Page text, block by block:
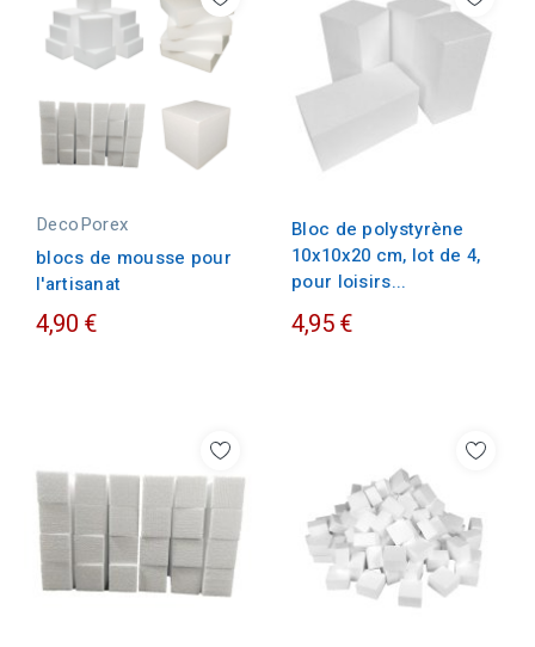
DecoPorex
blocs de mousse pour
l'artisanat
4,90 €
Bloc de polystyrène
10x10x20 cm, lot de 4,
pour loisirs...
4,95 €